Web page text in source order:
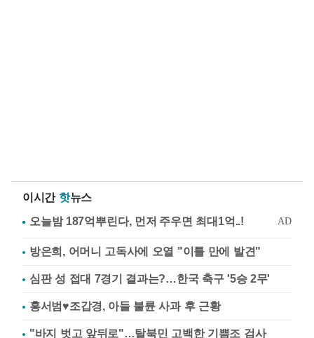
이시간 핫뉴스
방은희, 어머니 고독사에 오열 "이틀 만에 발견"
심판 성 접대 7경기 결과는?…한국 축구 '5승 2무'
홍서범♥조갑경, 아들 불륜 사과 후 근황
"바지 벗고 앞뒤로"…탈북민 고백한 기쁨조 검사